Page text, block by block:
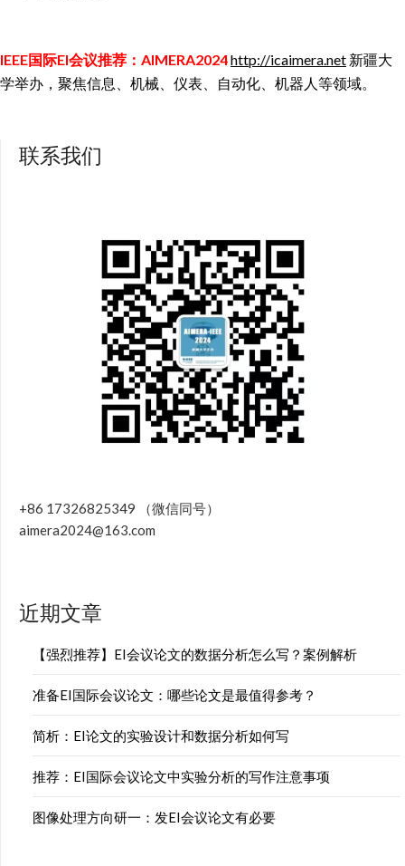
IEEE国际EI会议推荐：AIMERA2024http://icaimera.net 新疆大
学举办，聚焦信息、机械、仪表、自动化、机器人等领域。
联系我们
+86 17326825349 （微信同号）
aimera2024@163.com
近期文章
【强烈推荐】EI会议论文的数据分析怎么写？案例解析
准备EI国际会议论文：哪些论文是最值得参考？
简析：EI论文的实验设计和数据分析如何写
推荐：EI国际会议论文中实验分析的写作注意事项
图像处理方向研一：发EI会议论文有必要